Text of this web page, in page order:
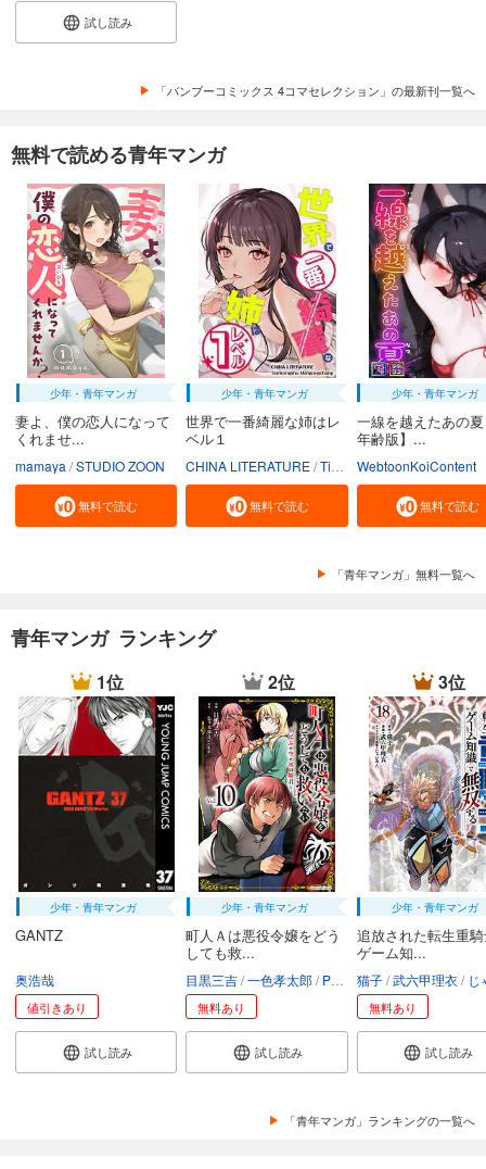
試し読み
「バンブーコミックス 4コマセレクション」の最新刊一覧へ
無料で読める青年マンガ
少年・青年マンガ
妻よ、僕の恋人になって
くれませ...
mamaya STUDIO ZOON
無料で読む
少年・青年マンガ
世界で一番綺麗な姉はレ
ベル１
CHINA LITERATURE Tiankongshu Mangongchang
無料で読む
少年・青年マンガ
一線を越えたあの
年齢版】...
WebtoonKoiContent
無料で読む
「青年マンガ」無料一覧へ
青年マンガ ランキング
1位
少年・青年マンガ
GANTZ
奥浩哉
値引きあり
試し読み
2位
少年・青年マンガ
町人Ａは悪役令嬢をどう
しても救...
目黒三吉 一色孝太郎 Parum
無料あり
試し読み
3位
少年・青年マンガ
追放された転生重
ゲーム知...
猫子 武六甲理衣 じゃ
無料あり
試し読み
「青年マンガ」ランキングの一覧へ